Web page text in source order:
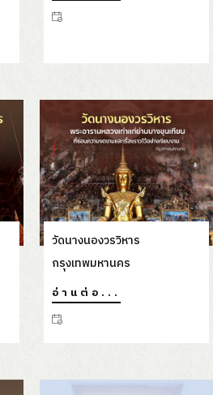
วัดนางนองวรวิหาร
กรุงเทพมหานคร
อ่านต่อ...